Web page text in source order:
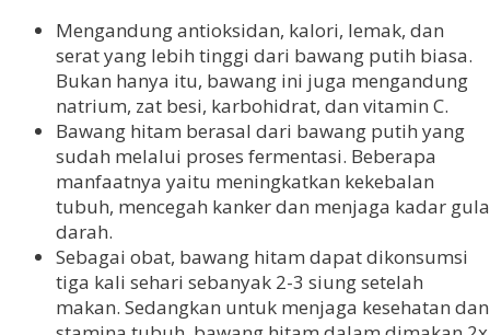
Mengandung antioksidan, kalori, lemak, dan
serat yang lebih tinggi dari bawang putih biasa.
Bukan hanya itu, bawang ini juga mengandung
natrium, zat besi, karbohidrat, dan vitamin C.
Bawang hitam berasal dari bawang putih yang
sudah melalui proses fermentasi. Beberapa
manfaatnya yaitu meningkatkan kekebalan
tubuh, mencegah kanker dan menjaga kadar gula
darah.
Sebagai obat, bawang hitam dapat dikonsumsi
tiga kali sehari sebanyak 2-3 siung setelah
makan. Sedangkan untuk menjaga kesehatan dan